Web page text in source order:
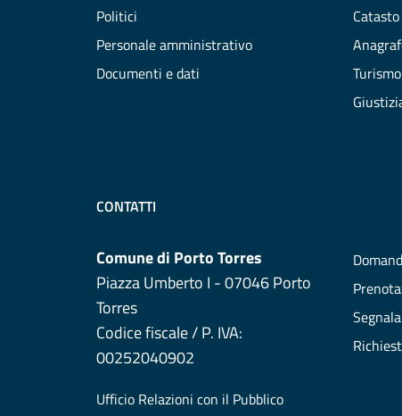
Politici
Personale amministrativo
Documenti e dati
Turismo
CONTATTI
Comune di Porto Torres
Piazza Umberto I - 07046 Porto
Torres
Codice fiscale / P. IVA:
00252040902
Ufficio Relazioni con il Pubblico